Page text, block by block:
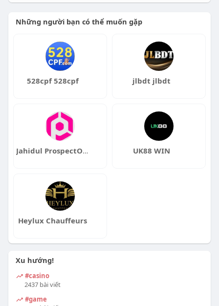
Những người bạn có thể muốn gặp
528cpf 528cpf jlbdt jlbdt
Jahidul ProspectOut UK88 WIN
Heylux Chauffeurs
Xu hướng!
#casino
2437 bài viết
#game